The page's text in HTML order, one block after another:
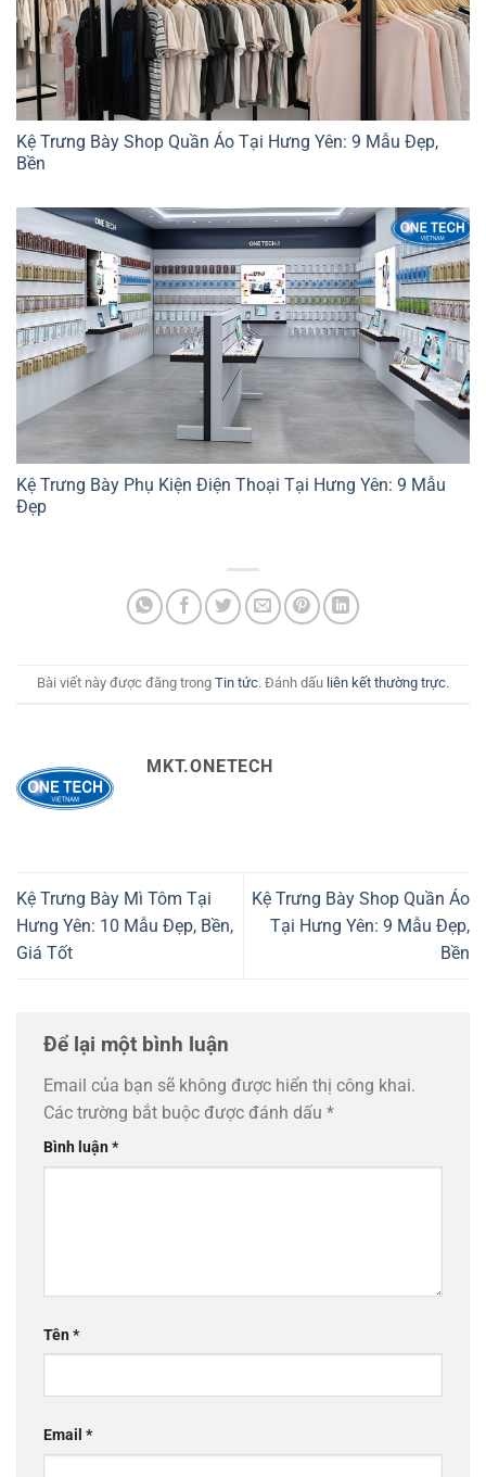
Kệ Trưng Bày Shop Quần Áo Tại Hưng Yên: 9 Mẫu Đẹp,
Bền
Kệ Trưng Bày Phụ Kiện Điện Thoại Tại Hưng Yên: 9 Mẫu
Đẹp
Bài viết này được đăng trong Tin tức. Đánh dấu liên kết thường trực.
MKT.ONETECH
Kệ Trưng Bày Mì Tôm Tại
Hưng Yên: 10 Mẫu Đẹp, Bền,
Giá Tốt
Kệ Trưng Bày Shop Quần Áo
Tại Hưng Yên: 9 Mẫu Đẹp,
Bền
Để lại một bình luận
Email của bạn sẽ không được hiển thị công khai.
Các trường bắt buộc được đánh dấu *
Bình luận*
Tên*
Email *